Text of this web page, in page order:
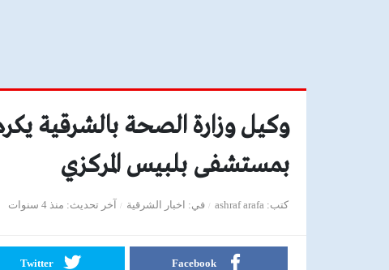
وكيل وزارة الصحة بالشرقية
بمستشفى بلبيس المركزي
كتب ashraf arafa في اخبار الشرقية آخر تحديث منذ 4 سنوات
Facebook
Twitter